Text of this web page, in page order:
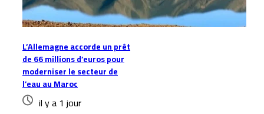
L’Allemagne accorde un prêt
de 66 millions d’euros pour
moderniser le secteur de
l’eau au Maroc
il y a 1 jour